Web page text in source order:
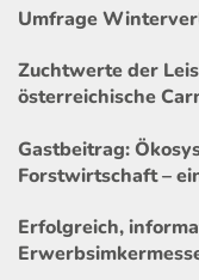
Umfrage
Zuchtwerte der
österreichische
Gastbeitrag:
Forstwirtschaft –
Erfolgreich,